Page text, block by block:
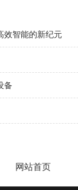
效智能的新纪元
备
网站首页